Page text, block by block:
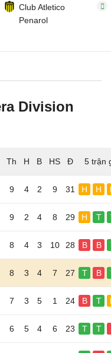
Club Atletico
Penarol
Division
5 trận
9 4 2 9 31 H H
9 2 4 8 29 H T
8 4 3 10 28 B B
8 3 4 7 27 T B
7 3 5 1 24 B T
6 5 4 6 23 T T